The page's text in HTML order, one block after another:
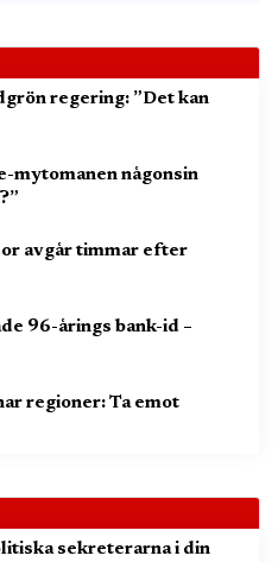
regering: ”Det kan
mytomanen någonsin
avgår timmar efter
96-årings bank-id –
regioner: Ta emot
sekreterarna i din